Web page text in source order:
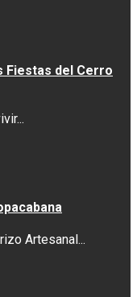
Fiestas del Cerro
Artesanal...